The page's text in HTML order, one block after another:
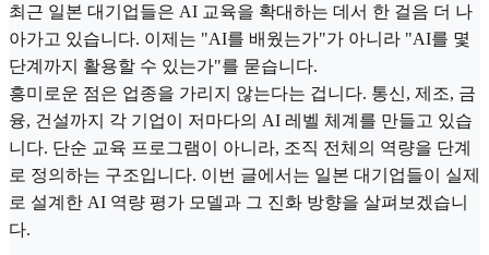
최근 일본 대기업들은 AI 교육을 확대하는 데서 한 걸음 더 나
아가고 있습니다. 이제는 "AI를 배웠는가"가 아니라 "AI를 몇
단계까지 활용할 수 있는가"를 묻습니다.
흥미로운 점은 업종을 가리지 않는다는 겁니다. 통신, 제조, 금
융, 건설까지 각 기업이 저마다의 AI 레벨 체계를 만들고 있습
니다. 단순 교육 프로그램이 아니라, 조직 전체의 역량을 단계
로 정의하는 구조입니다. 이번 글에서는 일본 대기업들이 실제
로 설계한 AI 역량 평가 모델과 그 진화 방향을 살펴보겠습니
다.